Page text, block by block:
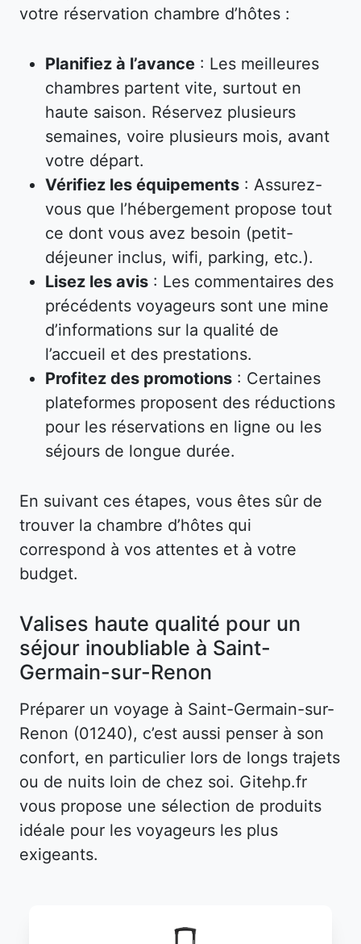
votre réservation chambre d’hôtes :
Planifiez à l’avance : Les meilleures
chambres partent vite, surtout en
haute saison. Réservez plusieurs
semaines, voire plusieurs mois, avant
votre départ.
Vérifiez les équipements : Assurez-
vous que l’hébergement propose tout
ce dont vous avez besoin (petit-
déjeuner inclus, wifi, parking, etc.).
Lisez les avis : Les commentaires des
précédents voyageurs sont une mine
d’informations sur la qualité de
l’accueil et des prestations.
Profitez des promotions : Certaines
plateformes proposent des réductions
pour les réservations en ligne ou les
séjours de longue durée.
En suivant ces étapes, vous êtes sûr de
trouver la chambre d’hôtes qui
correspond à vos attentes et à votre
budget.
Valises haute qualité pour un
séjour inoubliable à Saint-
Germain-sur-Renon
Préparer un voyage à Saint-Germain-sur-
Renon (01240), c’est aussi penser à son
confort, en particulier lors de longs trajets
ou de nuits loin de chez soi. Gitehp.fr
vous propose une sélection de produits
idéale pour les voyageurs les plus
exigeants.